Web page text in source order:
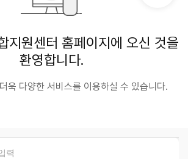
지원센터 홈페이지에 오신 것을
환영합니다.
욱 다양한 서비스를 이용하실 수 있습니다.